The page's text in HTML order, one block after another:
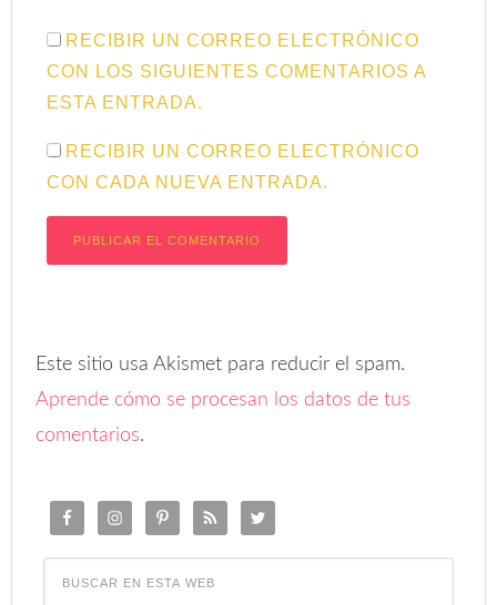
RECIBIR UN CORREO ELECTRÓNICO
CON LOS SIGUIENTES COMENTARIOS A
ESTA ENTRADA.
RECIBIR UN CORREO ELECTRÓNICO
CON CADA NUEVA ENTRADA.
Este sitio usa Akismet para reducir el spam.
Aprende cómo se procesan los datos de tus
comentarios.